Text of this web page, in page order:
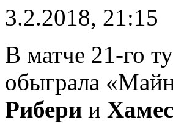
3.2.2018, 21:15
В матче 21-го
обыграла
Рибери и